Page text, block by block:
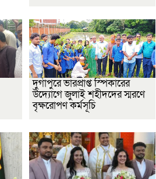
দুর্গাপুরে ভারপ্রাপ্ত স্পিকারের
উদ্যোগে জুলাই শহীদদের স্মরণে
বৃক্ষরোপণ কর্মসূচি